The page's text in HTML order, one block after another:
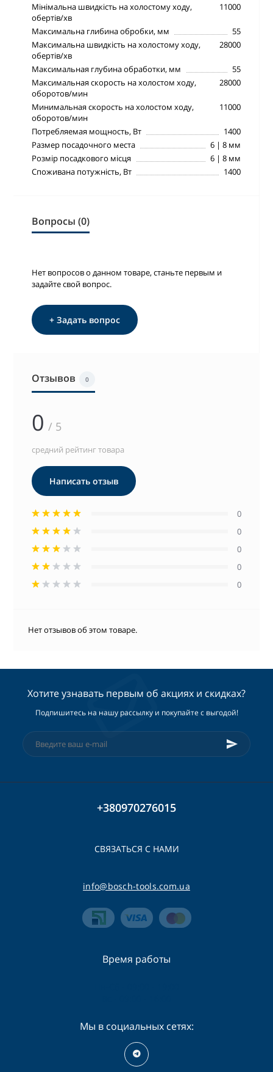
Мінімальна швидкість на холостому ходу,
обертів/хв
11000
Максимальна глибина обробки, мм
55
Максимальна швидкість на холостому ходу,
обертів/хв
28000
Максимальная глубина обработки, мм
55
Максимальная скорость на холостом ходу,
оборотов/мин
28000
Минимальная скорость на холостом ходу,
оборотов/мин
11000
Потребляемая мощность, Вт
1400
Размер посадочного места
6 | 8 мм
Розмір посадкового місця
6 | 8 мм
Споживана потужність, Вт
1400
Вопросы (0)
Нет вопросов о данном товаре, станьте первым и
задайте свой вопрос.
+ Задать вопрос
Отзывов 0
0 / 5
средний рейтинг товара
Написать отзыв
0
0
0
0
0
Нет отзывов об этом товаре.
Хотите узнавать первым об акциях и скидках?
Подпишитесь на нашу рассылку и покупайте с выгодой!
+380970276015
СВЯЗАТЬСЯ С НАМИ
info@bosch-tools.com.ua
Время работы
Мы в социальных сетях: